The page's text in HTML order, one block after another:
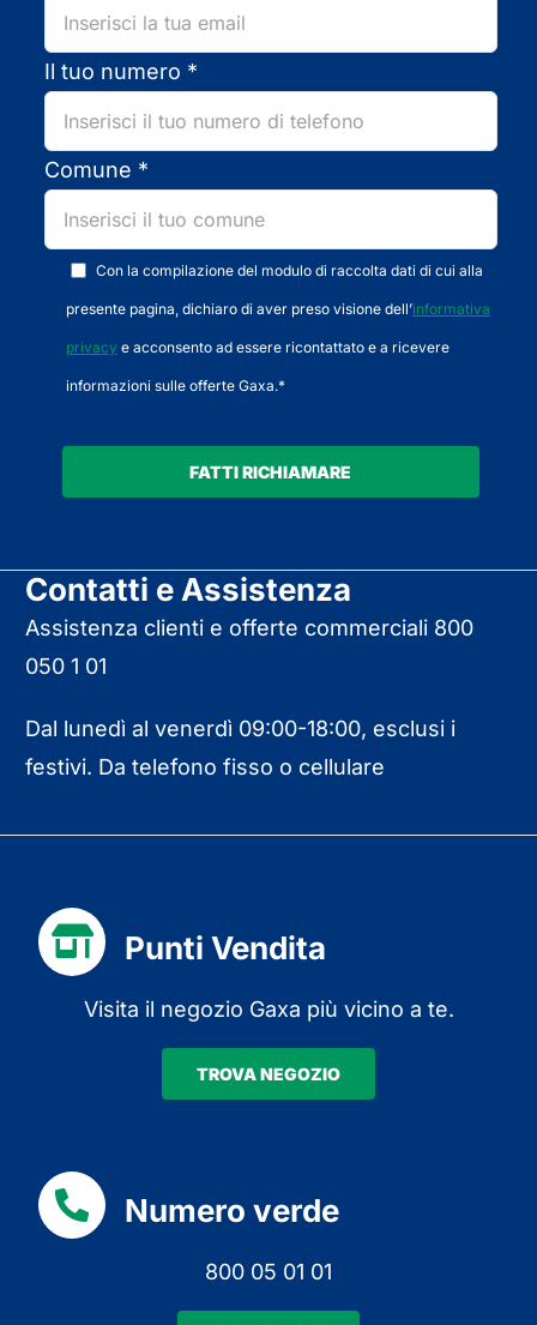
Il tuo numero *
Comune *
Con la compilazione del modulo di raccolta dati di cui alla
presente pagina, dichiaro di aver preso visione dell’informativa
privacy e acconsento ad essere ricontattato e a ricevere
informazioni sulle offerte Gaxa.*
FATTI RICHIAMARE
Contatti e Assistenza
Assistenza clienti e offerte commerciali 800
050 1 01
Dal lunedì al venerdì 09:00-18:00, esclusi i
festivi. Da telefono fisso o cellulare
Punti Vendita
Visita il negozio Gaxa più vicino a te.
TROVA NEGOZIO
Numero verde
800 05 01 01